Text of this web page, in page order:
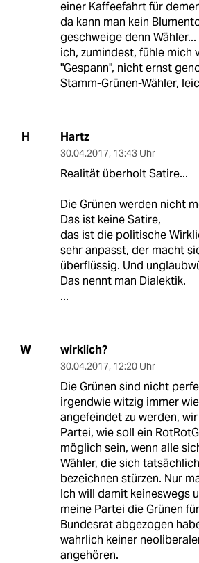
einer Kaffeefahrt für
da kann man kein
geschweige denn Wähler...
ich, zumindest, fühle mich
"Gespann", nicht ernst
Stamm-Grünen-Wähler,
H Hartz
30.04.2017, 13:43 Uhr
Realität überholt Satire...
Die Grünen werden nicht
Das ist keine Satire,
das ist die politische
sehr anpasst, der macht
überflüssig. Und
Das nennt man Dialektik.
...
W wirklich?
30.04.2017, 12:20 Uhr
Die Grünen sind nicht
irgendwie witzig immer
angefeindet zu werden,
Partei, wie soll ein
möglich sein, wenn alle
Wähler, die sich
bezeichnen stürzen. Nur
Ich will damit keineswegs
meine Partei die Grünen
Bundesrat abgezogen
wahrlich keiner
angehören.